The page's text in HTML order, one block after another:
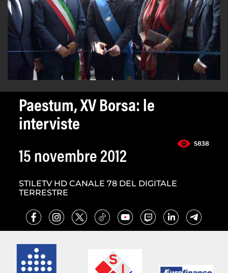
Paestum, XV Borsa: le
interviste
5838
15 novembre 2012
STILETV HD CANALE 78 DEL DIGITALE
TERRESTRE